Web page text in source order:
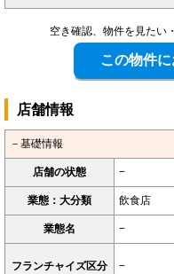
空き確認、物件を見たい
店舗情報
－基礎情報
店舗の状態 −
業態：大分類 飲食店
業態名 −
フランチャイズ区分 −